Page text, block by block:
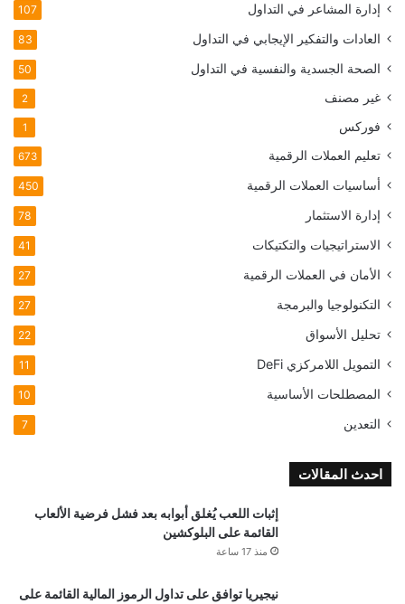
إدارة المشاعر في التداول 107
العادات والتفكير الإيجابي في التداول 83
الصحة الجسدية والنفسية في التداول 50
غير مصنف 2
فوركس 1
تعليم العملات الرقمية 673
أساسيات العملات الرقمية 450
إدارة الاستثمار 78
الاستراتيجيات والتكتيكات 41
الأمان في العملات الرقمية 27
التكنولوجيا والبرمجة 27
تحليل الأسواق 22
التمويل اللامركزي DeFi
11
المصطلحات الأساسية 10
التعدين 7
احدث المقالات
إثبات اللعب يُغلق أبوابه بعد فشل فرضية الألعاب
القائمة على البلوكشين
منذ 17 ساعة
نيجيريا توافق على تداول الرموز المالية القائمة على